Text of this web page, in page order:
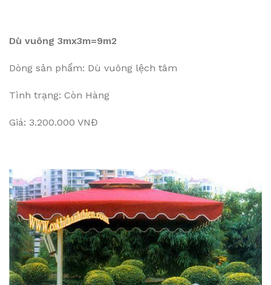
Dù vuông 3mx3m=9m2
Dòng sản phẩm: Dù vuông lệch tâm
Tình trạng: Còn Hàng
Giá: 3.200.000 VNĐ